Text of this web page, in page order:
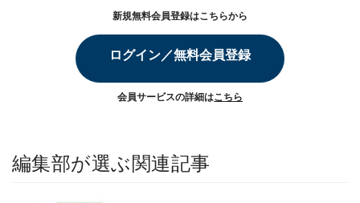
新規無料会員登録はこちらから
ログイン／無料会員登録
会員サービスの詳細はこちら
編集部が選ぶ関連記事